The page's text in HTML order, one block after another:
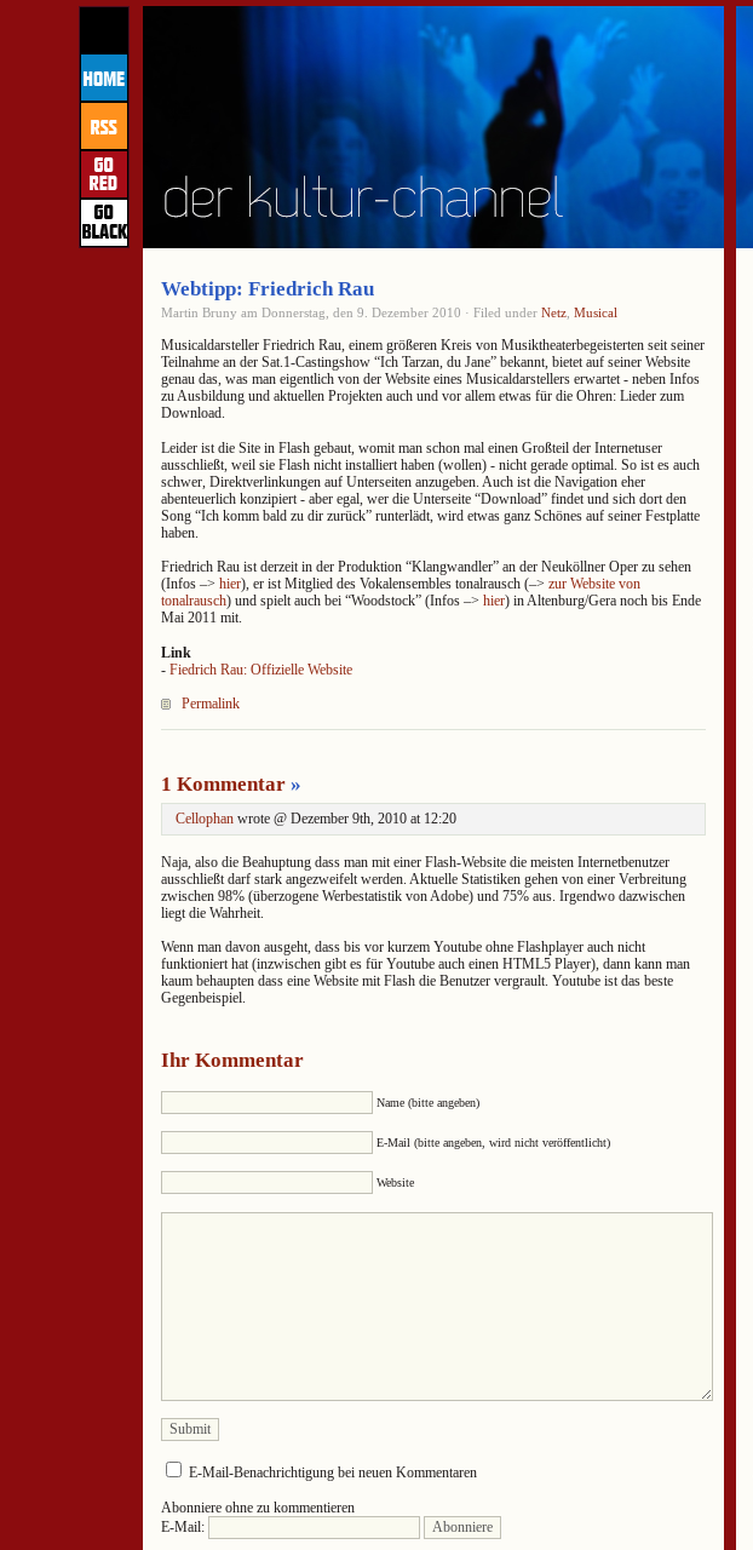
Webtipp: Friedrich Rau
Martin Bruny am Donnerstag, den 9. Dezember 2010 · Filed under Netz Musical
Musicaldarsteller Friedrich Rau, einem größeren Kreis von Musiktheaterbegeisterten seit seiner
Teilnahme an der Sat.1-Castingshow “Ich Tarzan, du Jane” bekannt, bietet auf seiner Website
genau das, was man eigentlich von der Website eines Musicaldarstellers erwartet - neben Infos
zu Ausbildung und aktuellen Projekten auch und vor allem etwas für die Ohren: Lieder zum
Download.
Leider ist die Site in Flash gebaut, womit man schon mal einen Großteil der Internetuser
ausschließt, weil sie Flash nicht installiert haben (wollen) - nicht gerade optimal. So ist es auch
schwer, Direktverlinkungen auf Unterseiten anzugeben. Auch ist die Navigation eher
abenteuerlich konzipiert - aber egal, wer die Unterseite “Download” findet und sich dort den
Song “Ich komm bald zu dir zurück” runterlädt, wird etwas ganz Schönes auf seiner Festplatte
haben.
Friedrich Rau ist derzeit in der Produktion “Klangwandler” an der Neuköllner Oper zu sehen
(Infos –> hier), er ist Mitglied des Vokalensembles tonalrausch (–> zur Website von
tonalrausch) und spielt auch bei “Woodstock” (Infos –> hier) in Altenburg/Gera noch bis Ende
Mai 2011 mit.
Link
- Fiedrich Rau: Offizielle Website
Permalink
1 Kommentar »
Cellophan wrote @ Dezember 9th, 2010 at 12:20
Naja, also die Beahuptung dass man mit einer Flash-Website die meisten Internetbenutzer
ausschließt darf stark angezweifelt werden. Aktuelle Statistiken gehen von einer Verbreitung
zwischen 98% (überzogene Werbestatistik von Adobe) und 75% aus. Irgendwo dazwischen
liegt die Wahrheit.
Wenn man davon ausgeht, dass bis vor kurzem Youtube ohne Flashplayer auch nicht
funktioniert hat (inzwischen gibt es für Youtube auch einen HTML5 Player), dann kann man
kaum behaupten dass eine Website mit Flash die Benutzer vergrault. Youtube ist das beste
Gegenbeispiel.
Ihr Kommentar
Name (bitte angeben)
E-Mail (bitte angeben, wird nicht veröffentlicht)
Website
E-Mail-Benachrichtigung bei neuen Kommentaren
Abonniere ohne zu kommentieren
E-Mail: